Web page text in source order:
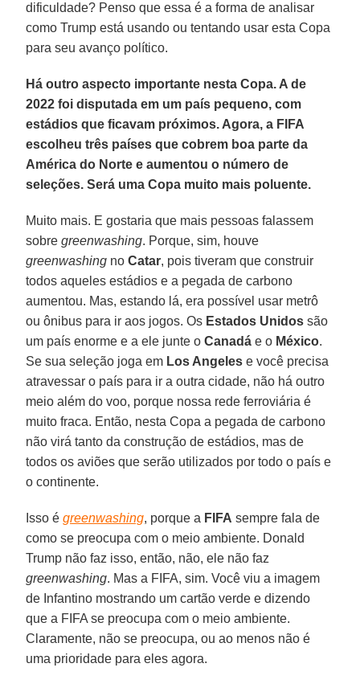
dificuldade? Penso que essa é a forma de analisar
como Trump está usando ou tentando usar esta Copa
para seu avanço político.
Há outro aspecto importante nesta Copa. A de
2022 foi disputada em um país pequeno, com
estádios que ficavam próximos. Agora, a FIFA
escolheu três países que cobrem boa parte da
América do Norte e aumentou o número de
seleções. Será uma Copa muito mais poluente.
Muito mais. E gostaria que mais pessoas falassem
sobregreenwashing. Porque, sim, houve
greenwashing noCatar, pois tiveram que construir
todos aqueles estádios e a pegada de carbono
aumentou. Mas, estando lá, era possível usar metrô
ou ônibus para ir aos jogos. Os Estados Unidos são
um país enorme e a ele junte oCanadá e o México.
Se sua seleção joga em Los Angeles e você precisa
atravessar o país para ir a outra cidade, não há outro
meio além do voo, porque nossa rede ferroviária é
muito fraca. Então, nesta Copa a pegada de carbono
não virá tanto da construção de estádios, mas de
todos os aviões que serão utilizados por todo o país e
o continente.
Isso égreenwashing, porque a FIFA sempre fala de
como se preocupa com o meio ambiente. Donald
Trump não faz isso, então, não, ele não faz
greenwashing. Mas a FIFA, sim. Você viu a imagem
de Infantino mostrando um cartão verde e dizendo
que a FIFA se preocupa com o meio ambiente.
Claramente, não se preocupa, ou ao menos não é
uma prioridade para eles agora.